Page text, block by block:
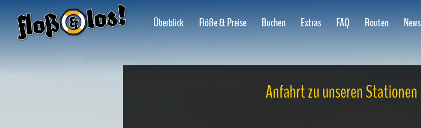
Inhalt
springen
Überblick Flöße & Preise Buchen Extras FAQ Routen News
Anfahrt zu unseren Stationen